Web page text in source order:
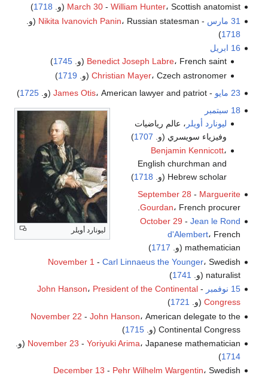
March 30- William Hunter، Scottish anatomist (و. 1718
)
31 مارس
-
Nikita Ivanovich Panin، Russian statesman (و.
1718
)
16 ابريل
Benedict Joseph Labre، French saint (و. 1745
)
Christian Mayer، Czech astronomer (و. 1719
)
23 مايو
-
James Otis، American lawyer and patriot (و. 1725
)
ليونارد أويلر
18 سبتمبر
ليونارد أويلر ، عالم رياضيات
وفيزياء سويسري (و. 1707
)
Benjamin Kennicott،
English churchman and
Hebrew scholar (و.
1718
)
September 28 - Marguerite
Gourdan، French procurer.
October 29 - Jean le Rond
d'Alembert، French
mathematician (و.
1717
)
November 1 - Carl Linnaeus the Younger، Swedish
naturalist (و.
1741
)
15 نوفمبر
-
John Hanson، President of the Continental
Congress (و. 1721
)
November 22 - John Hanson، American delegate to the
Continental Congress (و.
1715
)
November 23 - Yoriyuki Arima، Japanese mathematician (و.
1714
)
December 13 - Pehr Wilhelm Wargentin، Swedish